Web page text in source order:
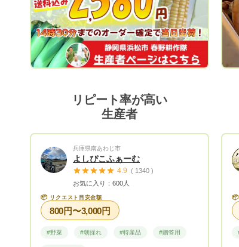
め、とても美味しい農産物が収穫できま
す！ 季節にあった農産物を多品目で栽培
しており、特に夏のトウモロコシは、春野
町内で大人気！ 冬の大根は、まるで梨の
ような甘さと食感が楽しめます。 野菜か
リピート率が高い
生産者
兵庫県南あわじ市
よしぴこふぁーむ
4.9 ( 1340 )
お気に入り：600人
📦 リクエスト目安金額
800円〜3,000円
#野菜 #朝採れ #特産品 #贈答用
📦